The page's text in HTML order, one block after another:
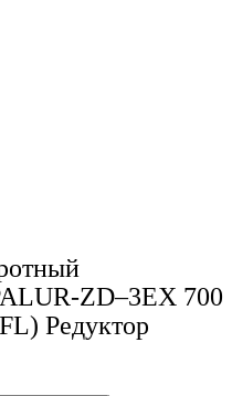
ZD–3EX 700
Редуктор